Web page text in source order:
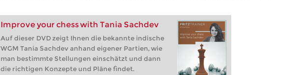
Improve your chess with Tania Sachdev
Auf dieser DVD zeigt Ihnen die bekannte indische
WGM Tania Sachdev anhand eigener Partien, wie
man bestimmte Stellungen einschätzt und dann
die richtigen Konzepte und Pläne findet.